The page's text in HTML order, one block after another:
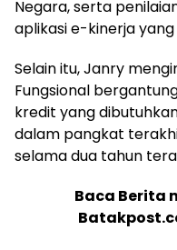
Negara, serta
aplikasi e-kinerja
Selain itu, Janry
Fungsional
kredit yang
dalam pangkat
selama dua tahun
Baca Berita